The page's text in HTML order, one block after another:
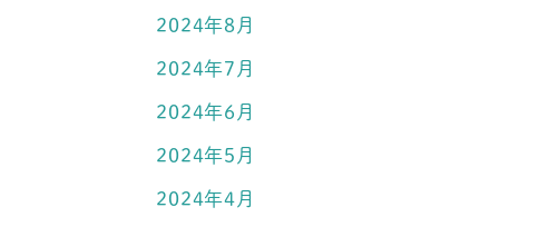
2024年8月
2024年7月
2024年6月
2024年5月
2024年4月